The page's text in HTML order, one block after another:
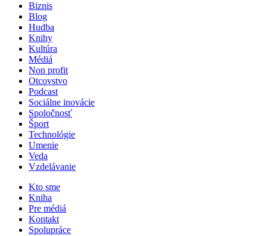
Biznis
Blog
Hudba
Knihy
Kultúra
Médiá
Non profit
Otcovstvo
Podcast
Sociálne inovácie
Spoločnosť
Šport
Technológie
Umenie
Veda
Vzdelávanie
Kto sme
Kniha
Pre médiá
Kontakt
Spolupráce